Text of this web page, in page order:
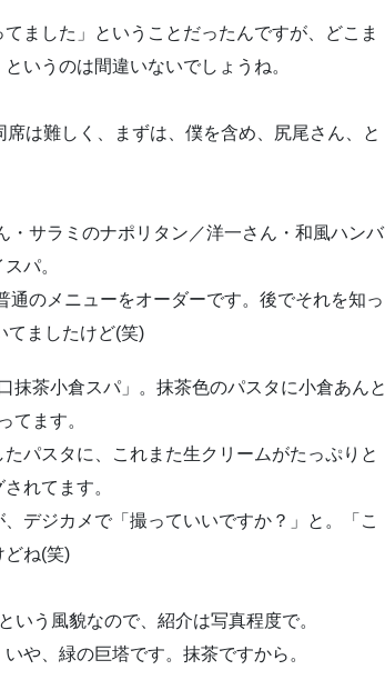
ました」ということだったんですが、どこま
いうのは間違いないでしょうね。
は難しく、まずは、僕を含め、尻尾さん、と
サラミのナポリタン／洋一さん・和風ハンバ
パ。
のメニューをオーダーです。後でそれを知っ
てましたけど(笑)
茶小倉スパ」。抹茶色のパスタに小倉あんと
てます。
パスタに、これまた生クリームがたっぷりと
れてます。
デジカメで「撮っていいですか？」と。「こ
どね(笑)
う風貌なので、紹介は写真程度で。
、緑の巨塔です。抹茶ですから。